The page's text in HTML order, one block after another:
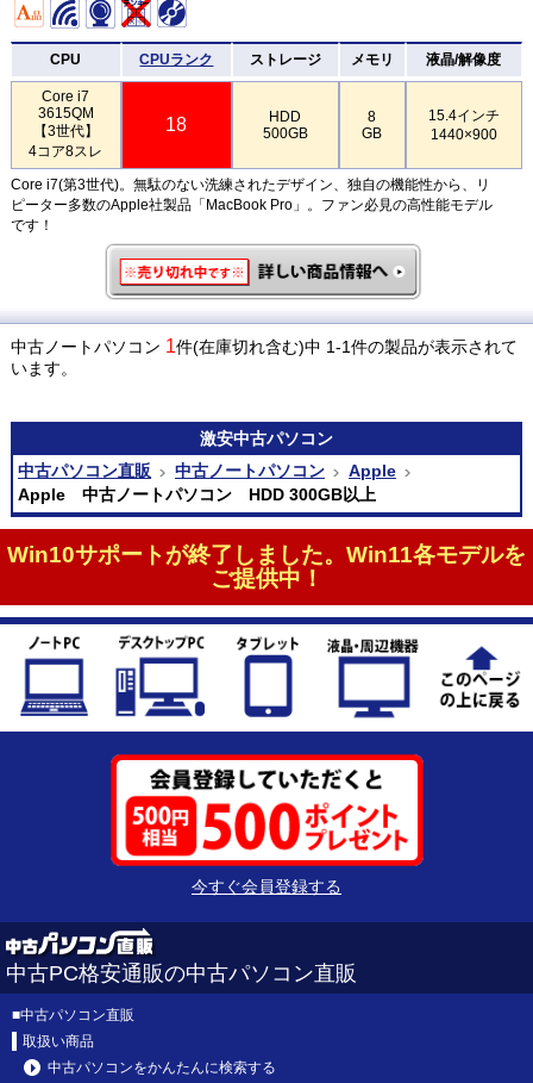
CPU CPUランク ストレージ メモリ 液晶/解像度
Core i7
3615QM
【3世代】
4コア8スレ
18
HDD
500GB
8
GB
15.4インチ
1440×900
Core i7(第3世代)。無駄のない洗練されたデザイン、独自の機能性から、リ
ピーター多数のApple社製品「MacBook Pro」。ファン必見の高性能モデル
です！
中古ノートパソコン 1件(在庫切れ含む)中 1-1件の製品が表示されて
います。
激安中古パソコン
中古パソコン直販
中古ノートパソコン
Apple
Apple 中古ノートパソコン HDD 300GB以上
Win10サポートが終了しました。Win11各モデルを
ご提供中！
今すぐ会員登録する
中古PC格安通販の中古パソコン直販
■中古パソコン直販
取扱い商品
中古パソコンをかんたんに検索する